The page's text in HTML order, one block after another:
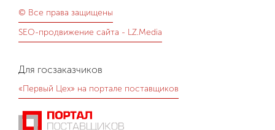
© Все права защищены
SEO-продвижение сайта - LZ.Media
Для госзаказчиков
«Первый Цех» на портале поставщиков